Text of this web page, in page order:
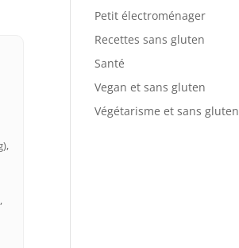
Petit électroménager
Recettes sans gluten
Santé
Vegan et sans gluten
Végétarisme et sans gluten